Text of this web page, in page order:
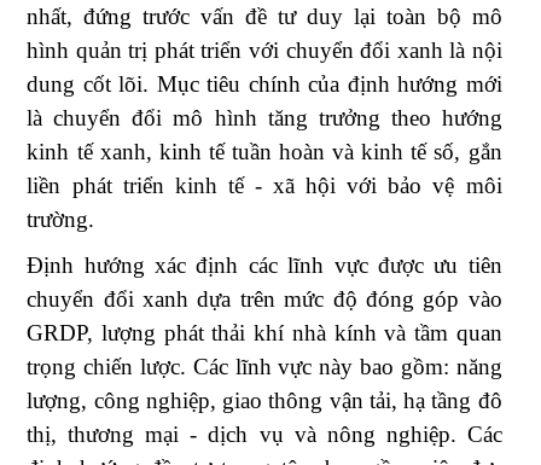
nhất, đứng trước vấn đề tư duy lại toàn bộ mô
hình quản trị phát triển với chuyển đổi xanh là nội
dung cốt lõi. Mục tiêu chính của định hướng mới
là chuyển đổi mô hình tăng trưởng theo hướng
kinh tế xanh, kinh tế tuần hoàn và kinh tế số, gắn
liền phát triển kinh tế - xã hội với bảo vệ môi
trường.
Định hướng xác định các lĩnh vực được ưu tiên
chuyển đổi xanh dựa trên mức độ đóng góp vào
GRDP, lượng phát thải khí nhà kính và tầm quan
trọng chiến lược. Các lĩnh vực này bao gồm: năng
lượng, công nghiệp, giao thông vận tải, hạ tầng đô
thị, thương mại - dịch vụ và nông nghiệp. Các